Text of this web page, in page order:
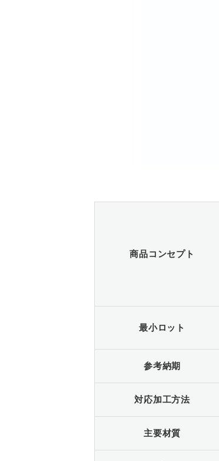
商品コンセプト
最小ロット
参考納期
対応加工方法
主要材質